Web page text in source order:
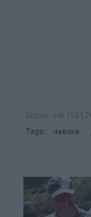
Shtuar më
Tags:
debora